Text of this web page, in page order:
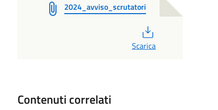
2024_avviso_scrutatori
Scarica
Contenuti correlati